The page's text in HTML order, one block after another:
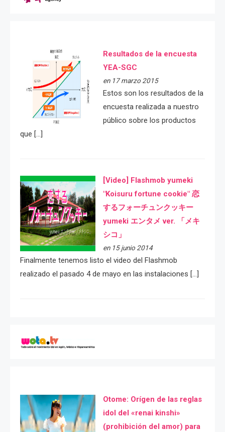
Resultados de la encuesta
YEA-SGC
en 17 marzo 2015
Estos son los resultados de la
encuesta realizada a nuestro
público sobre los productos
que […]
[Video] Flashmob yumeki
"Koisuru fortune cookie" 恋
するフォーチュンクッキー
yumeki エンタメ ver. 「メキ
シコ」
en 15 junio 2014
Finalmente tenemos listo el video del Flashmob
realizado el pasado 4 de mayo en las instalaciones […]
Otome: Orígen de las reglas
idol del «renai kinshi»
(prohibición del amor) para